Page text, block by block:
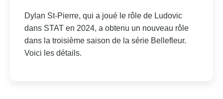
Dylan St-Pierre, qui a joué le rôle de Ludovic
dans STAT en 2024, a obtenu un nouveau rôle
dans la troisième saison de la série Bellefleur.
Voici les détails.